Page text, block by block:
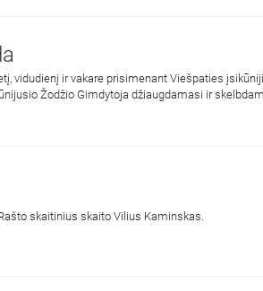
vidudienį ir vakare prisimenant Viešpaties
Žodžio Gimdytoja džiaugdamasi ir
skaitinius skaito Vilius Kaminskas.